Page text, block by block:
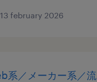
february 2026
系／メーカー系／流